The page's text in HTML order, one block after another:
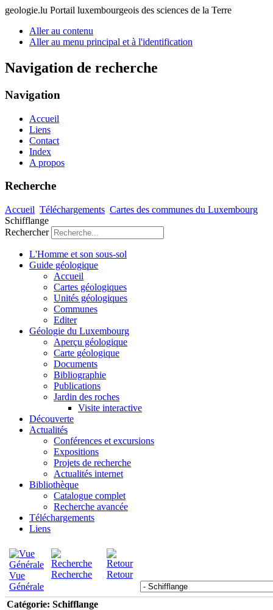
geologie.lu Portail luxembourgeois des sciences de la Terre
Aller au contenu
Aller au menu principal et à l'identification
Navigation de recherche
Navigation
Accueil
Liens
Contact
Index
A propos
Recherche
Accueil Téléchargements Cartes des communes du Luxembourg
Schifflange
Rechercher
L'Homme et son sous-sol
Guide géologique
Accueil
Cartes géologiques
Unités géologiques
Communes
Editer
Géologie du Luxembourg
Aperçu géologique
Carte géologique
Documents
Bibliographie
Publications
Jardin des roches
Visite interactive
Découverte
Actualités
Conférences et excursions
Expositions
Projets de recherche
Actualités internet
Bibliothèque
Catalogue complet
Recherche avancée
Téléchargements
Liens
Vue
Générale
Recherche Retour
Catégorie: Schifflange